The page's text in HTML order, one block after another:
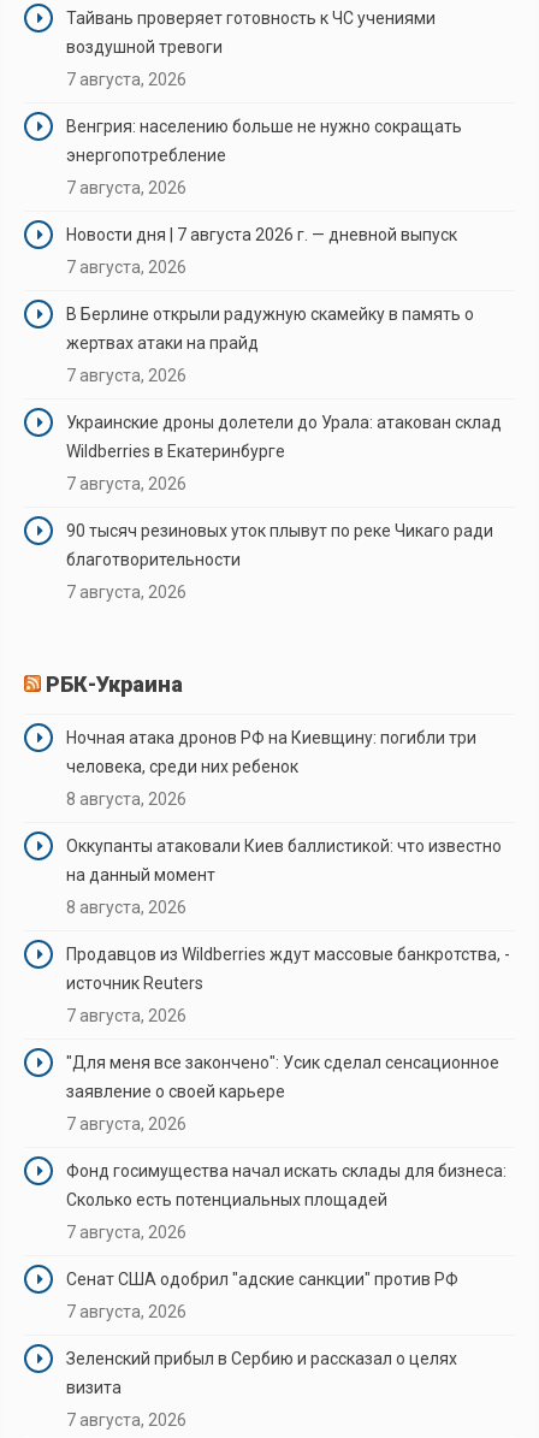
Тайвань проверяет готовность к ЧС учениями
воздушной тревоги
7 августа, 2026
Венгрия: населению больше не нужно сокращать
энергопотребление
7 августа, 2026
Новости дня | 7 августа 2026 г. — дневной выпуск
7 августа, 2026
В Берлине открыли радужную скамейку в память о
жертвах атаки на прайд
7 августа, 2026
Украинские дроны долетели до Урала: атакован склад
Wildberries в Екатеринбурге
7 августа, 2026
90 тысяч резиновых уток плывут по реке Чикаго ради
благотворительности
7 августа, 2026
РБК-Украина
Ночная атака дронов РФ на Киевщину: погибли три
человека, среди них ребенок
8 августа, 2026
Оккупанты атаковали Киев баллистикой: что известно
на данный момент
8 августа, 2026
Продавцов из Wildberries ждут массовые банкротства, -
источник Reuters
7 августа, 2026
"Для меня все закончено": Усик сделал сенсационное
заявление о своей карьере
7 августа, 2026
Фонд госимущества начал искать склады для бизнеса:
Сколько есть потенциальных площадей
7 августа, 2026
Сенат США одобрил "адские санкции" против РФ
7 августа, 2026
Зеленский прибыл в Сербию и рассказал о целях
визита
7 августа, 2026